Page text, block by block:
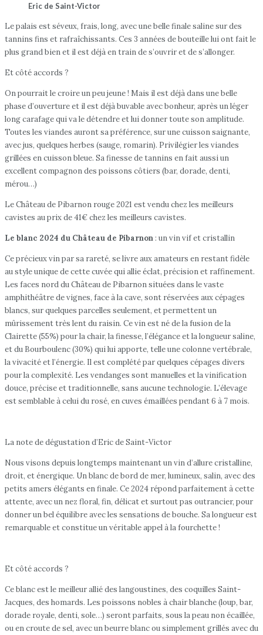
Eric de Saint-Victor
Le palais est séveux, frais, long, avec une belle finale saline sur des
tannins fins et rafraîchissants. Ces 3 années de bouteille lui ont fait le
plus grand bien et il est déjà en train de s’ouvrir et de s’allonger.
Et côté accords ?
On pourrait le croire un peu jeune ! Mais il est déjà dans une belle
phase d’ouverture et il est déjà buvable avec bonheur, après un léger
long carafage qui va le détendre et lui donner toute son amplitude.
Toutes les viandes auront sa préférence, sur une cuisson saignante,
avec jus, quelques herbes (sauge, romarin). Privilégier les viandes
grillées en cuisson bleue. Sa finesse de tannins en fait aussi un
excellent compagnon des poissons côtiers (bar, dorade, denti,
mérou…)
Le Château de Pibarnon rouge 2021 est vendu chez les meilleurs
cavistes au prix de 41€ chez les meilleurs cavistes.
Le blanc 2024 du Château de Pibarnon : un vin vif et cristallin
Ce précieux vin par sa rareté, se livre aux amateurs en restant fidèle
au style unique de cette cuvée qui allie éclat, précision et raffinement.
Les faces nord du Château de Pibarnon situées dans le vaste
amphithéâtre de vignes, face à la cave, sont réservées aux cépages
blancs, sur quelques parcelles seulement, et permettent un
mûrissement très lent du raisin. Ce vin est né de la fusion de la
Clairette (55%) pour la chair, la finesse, l’élégance et la longueur saline,
et du Bourboulenc (30%) qui lui apporte, telle une colonne vertébrale,
la vivacité et l’énergie. Il est complété par quelques cépages divers
pour la complexité. Les vendanges sont manuelles et la vinification
douce, précise et traditionnelle, sans aucune technologie. L’élevage
est semblable à celui du rosé, en cuves émaillées pendant 6 à 7 mois.
La note de dégustation d’Eric de Saint-Victor
Nous visons depuis longtemps maintenant un vin d’allure cristalline,
droit, et énergique. Un blanc de bord de mer, lumineux, salin, avec des
petits amers élégants en finale. Ce 2024 répond parfaitement à cette
attente, avec un nez floral, fin, délicat et surtout pas outrancier, pour
donner un bel équilibre avec les sensations de bouche. Sa longueur est
remarquable et constitue un véritable appel à la fourchette !
Et côté accords ?
Ce blanc est le meilleur allié des langoustines, des coquilles Saint-
Jacques, des homards. Les poissons nobles à chair blanche (loup, bar,
dorade royale, denti, sole…) seront parfaits, sous la peau non écaillée,
ou en croute de sel, avec un beurre blanc ou simplement grillés avec du